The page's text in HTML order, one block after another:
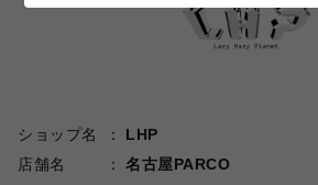
ショップ名
LHP
店舗名
名古屋PARCO